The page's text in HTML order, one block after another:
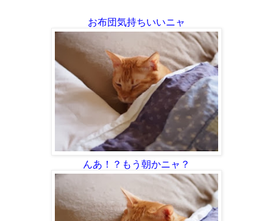
お布団気持ちいいニャ
んあ！？もう朝かニャ？